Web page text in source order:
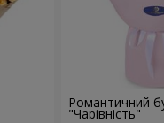
Романтичний
"Чарівність"